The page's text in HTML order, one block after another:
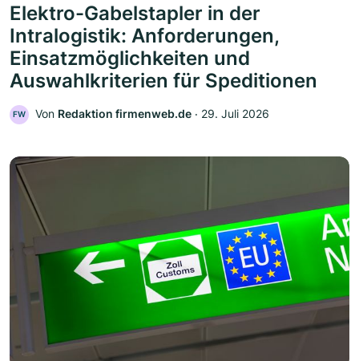
Elektro-Gabelstapler in der
Intralogistik: Anforderungen,
Einsatzmöglichkeiten und
Auswahlkriterien für Speditionen
FW Von Redaktion firmenweb.de ‧ 29. Juli 2026